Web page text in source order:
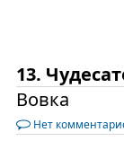
13.
Вовка
Нет